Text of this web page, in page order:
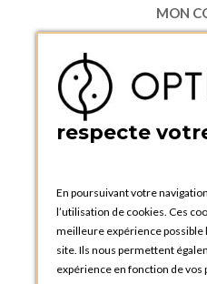
MON
Accéder à
Créer
Catalogues et
respecte
En poursuivant votre
l’utilisation de cookies. Ces
meilleure expérience
site. Ils nous permettent
expérience en fonction de